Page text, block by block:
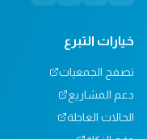
خيارات التبرع
تصفح الجمعيات
دعم المشاريع
الحالات العاجلة